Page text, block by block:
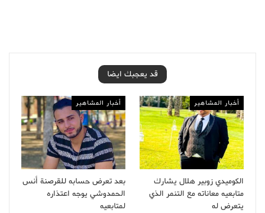
قد يعجبك ايضا
أخبار المشاهير
الكوميدي زوبير هلال يشارك
متابعيه معاناته مع التنمر الذي
يتعرض له
أخبار المشاهير
بعد تعرض حسابه للقرصنة أنس
الحمدوشي يوجه اعتذاره
لمتابعيه